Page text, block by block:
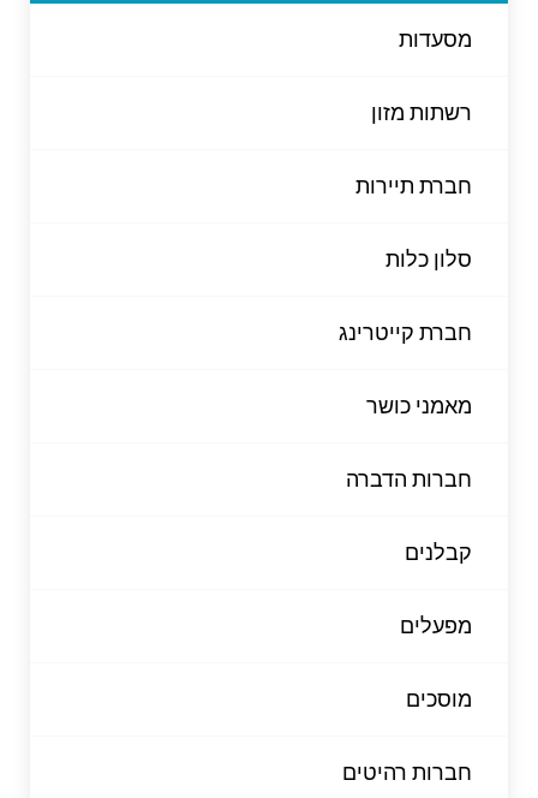
מסעדות
רשתות מזון
חברת תיירות
סלון כלות
חברת קייטרינג
מאמני כושר
חברות הדברה
קבלנים
מפעלים
מוסכים
חברות רהיטים